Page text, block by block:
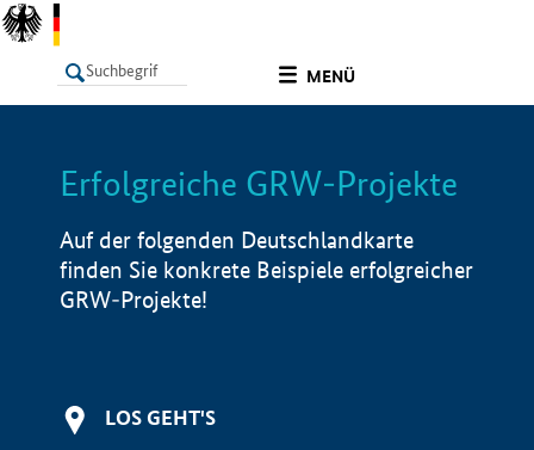
MENÜ
LISTE Info
Erfolgreiche GRW-Projekte
Auf der folgenden Deutschlandkarte
finden Sie konkrete Beispiele erfolgreicher
GRW-Projekte!
LOS GEHT'S